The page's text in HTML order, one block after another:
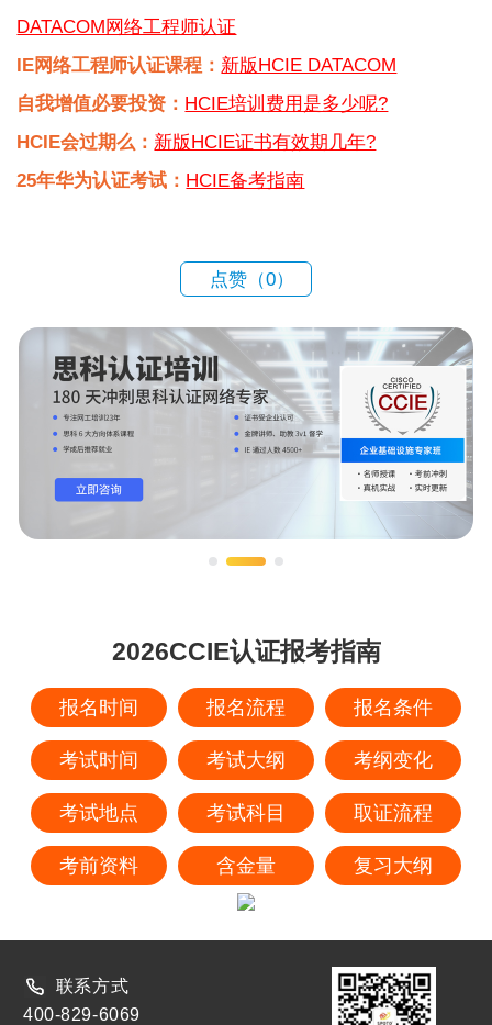
DATACOM网络工程师认证
IE网络工程师认证课程： 新版HCIE DATACOM
自我增值必要投资： HCIE培训费用是多少呢?
HCIE会过期么： 新版HCIE证书有效期几年?
25年华为认证考试： HCIE备考指南
点赞（0）
2026CCIE认证报考指南
报名时间 报名流程 报名条件
考试时间 考试大纲 考纲变化
考试地点 考试科目 取证流程
考前资料 含金量 复习大纲
联系方式
400-829-6069